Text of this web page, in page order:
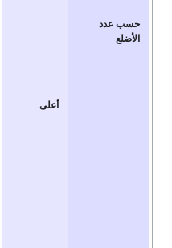
حسب عدد
الأضلع
أعلى